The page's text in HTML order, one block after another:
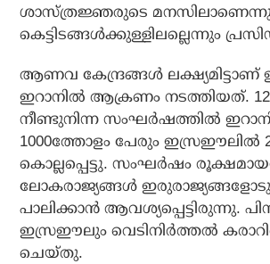
ശാസ്ത്രജ്ഞരുടെ
കെട്ടിടങ്ങള്‍ക്കുള്ളിലല്ലെന്നും
ആണവ കേന്ദ്രങ്ങള്‍
ഇറാനില്‍ ആക്രണം നടത്തിയത്. 12
നീണ്ടുനിന്ന സംഘര്‍ഷത്തില്‍
1000ത്തോളം പേരും ഇസ്രഈലില്‍
കൊല്ലപ്പെട്ടു. സംഘര്‍ഷം
ലോകരാജ്യങ്ങള്‍
പാലിക്കാന്‍ ആവശ്യപ്പെട്ടിരുന്നു.
ഇസ്രഈലും വെടിനിര്‍ത്തല്‍
ചെയ്തു.